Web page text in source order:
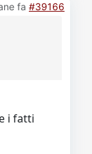
fa #39166
i fatti